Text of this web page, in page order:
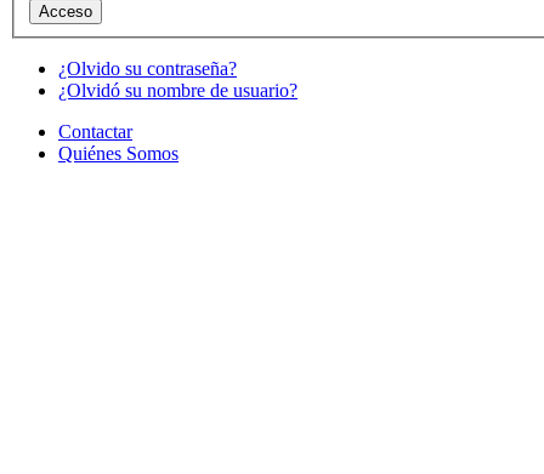
¿Olvido su contraseña?
¿Olvidó su nombre de usuario?
Contactar
Quiénes Somos